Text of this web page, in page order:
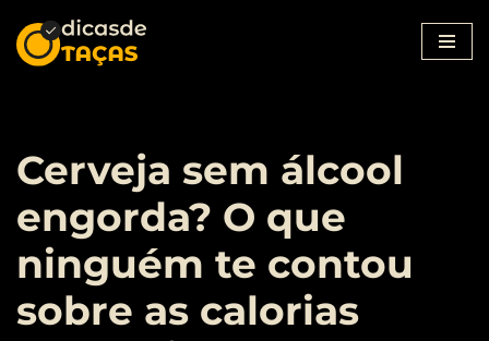
Pular
Cerveja sem álcool
engorda? O que
ninguém te contou
sobre as calorias